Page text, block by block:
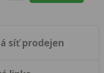
síť prodejen